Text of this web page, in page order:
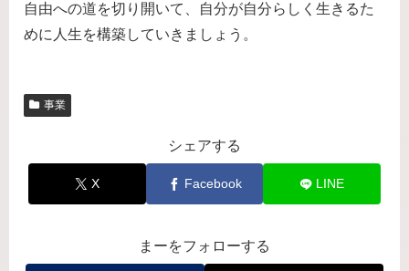
自由への道を切り開いて、自分が自分らしく生きるた
めに人生を構築していきましょう。
事業
シェアする
X Facebook LINE
まーをフォローする